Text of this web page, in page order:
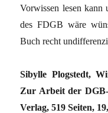
Vorwissen lesen kann
des FDGB wäre
Buch recht
Sibylle Plogstedt,
Zur Arbeit der DGB-
Verlag, 519 Seiten,